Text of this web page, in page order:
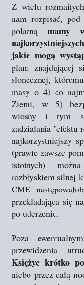
Z wielu
nam rozpisać,
polarnąmamy
jakie mogą
plam znajdującej
słonecznej,
masy o 4) co
Ziemi, w 5)
wiosny i tym
zadziałania
najkorzystniejszy
(prawie zawsze
istotnych)
rozbłyskiem silnej
CME
przekładająca się
po uderzeniu.
Poza
przewidzenia
Księżyc krótko
niebo przez całą